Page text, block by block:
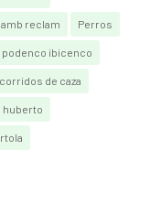
reclam Perros
podenco ibicenco
de caza
huberto